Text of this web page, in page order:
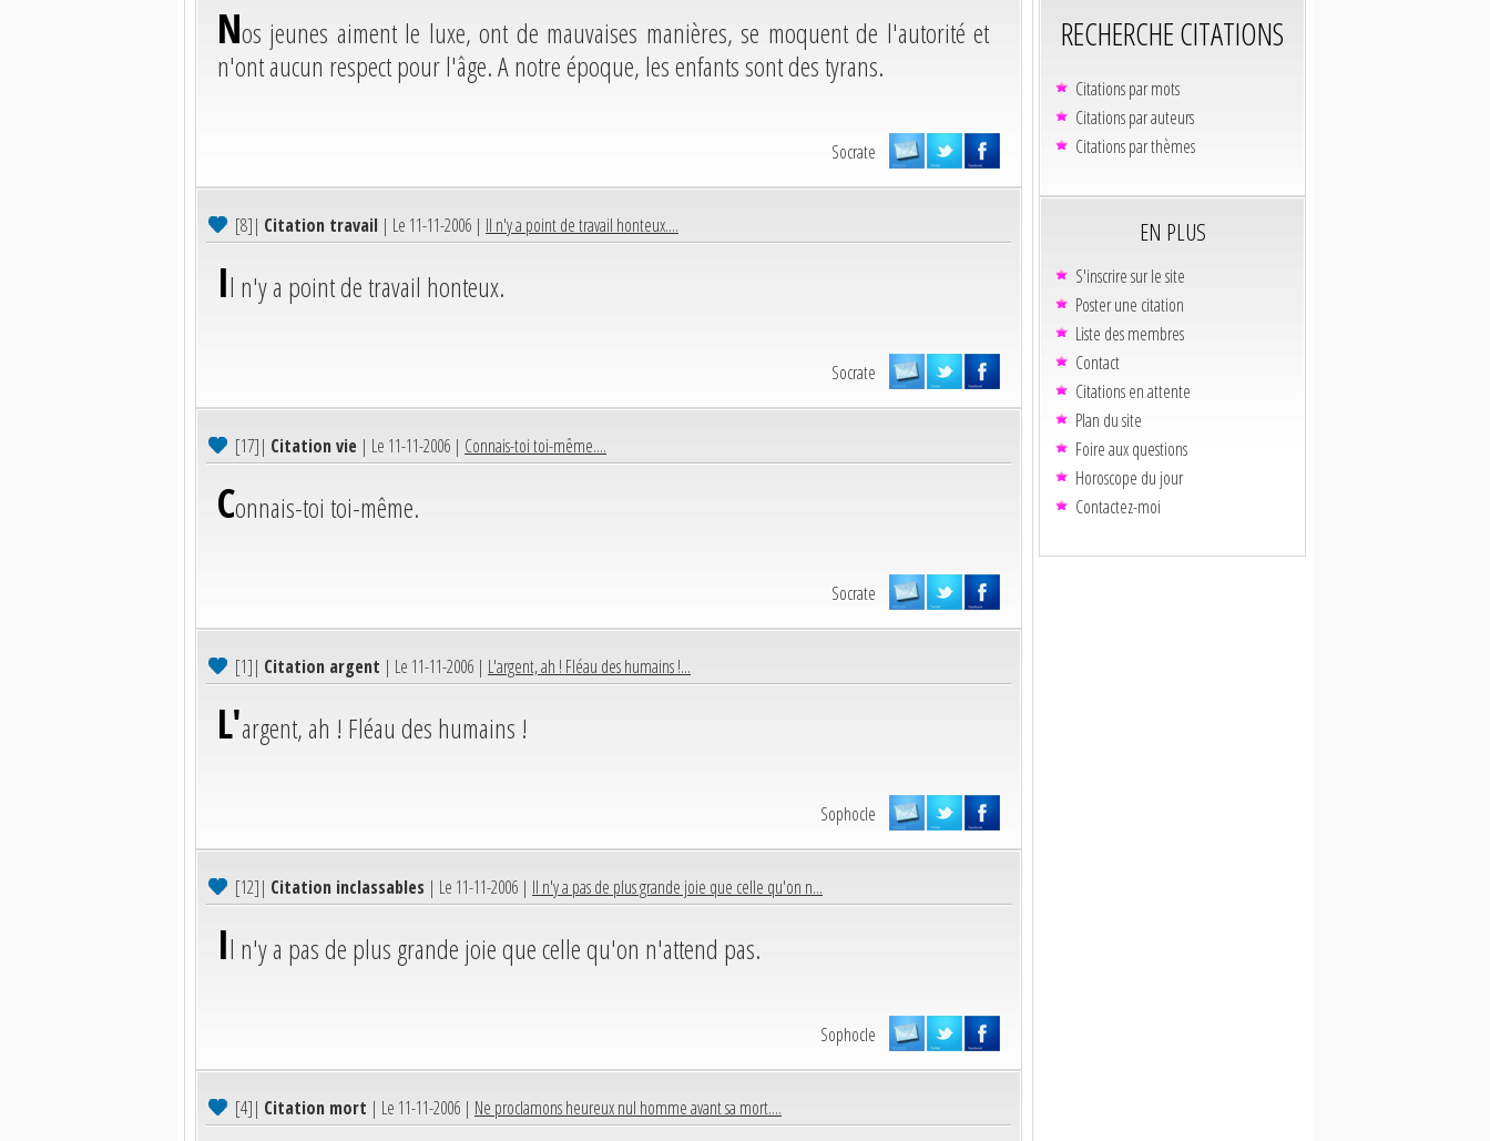
Nos jeunes aiment le luxe, ont de mauvaises manières, se moquent de l'autorité et
n'ont aucun respect pour l'âge. A notre époque, les enfants sont des tyrans.
Socrate
[8]| Citation travail | Le 11-11-2006 | Il n'y a point de travail honteux....
Il n'y a point de travail honteux.
Socrate
[17]| Citation vie | Le 11-11-2006 | Connais-toi toi-même....
Connais-toi toi-même.
Socrate
[1]| Citation argent | Le 11-11-2006 | L'argent, ah ! Fléau des humains !...
L'argent, ah ! Fléau des humains !
Sophocle
[12]| Citation inclassables | Le 11-11-2006 | Il n'y a pas de plus grande joie que celle qu'on n...
Il n'y a pas de plus grande joie que celle qu'on n'attend pas.
Sophocle
[4]| Citation mort | Le 11-11-2006 | Ne proclamons heureux nul homme avant sa mort....
RECHERCHE CITATIONS
Citations par mots
Citations par auteurs
Citations par thèmes
EN PLUS
S'inscrire sur le site
Poster une citation
Liste des membres
Contact
Citations en attente
Plan du site
Foire aux questions
Horoscope du jour
Contactez-moi